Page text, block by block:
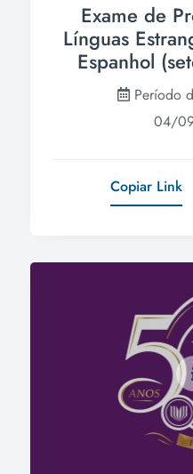
Exame de
Línguas
Espanhol
Período
04/
Copiar Link